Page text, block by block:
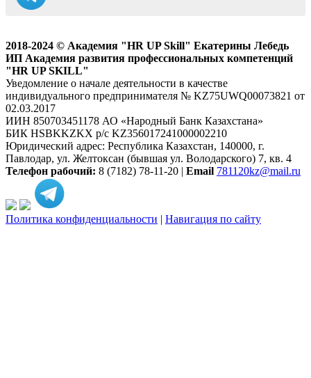
2018-2024 © Академия "HR UP Skill" Екатерины Лебедь
ИП Академия развития профессиональных компетенций
"HR UP SKILL"
Уведомление о начале деятельности в качестве
индивидуального предпринимателя № KZ75UWQ00073821 от
02.03.2017
ИИН 850703451178 АО «Народный Банк Казахстана»
БИК HSBKKZKX р/с KZ356017241000002210
Юридический адрес: Республика Казахстан, 140000, г.
Павлодар, ул. Желтоксан (бывшая ул. Володарского) 7, кв. 4
Телефон рабочий: 8 (7182) 78-11-20 | Email 781120kz@mail.ru
Политика конфиденциальности | Навигация по сайту